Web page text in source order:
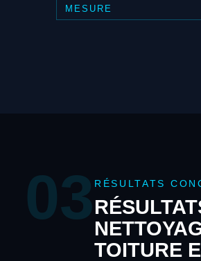
MESURE
03 RÉSULTATS
TOITURE